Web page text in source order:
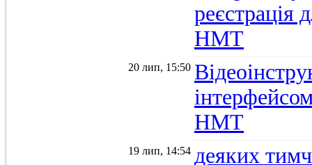
реєстрація
НМТ
20 лип, 15:50
НМТ
19 лип, 14:54 деяких